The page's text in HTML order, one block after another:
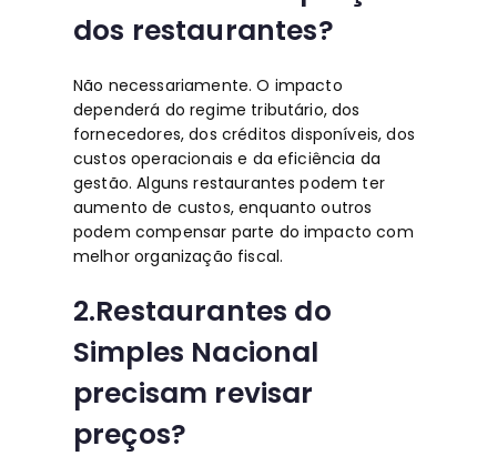
dos restaurantes?
Não necessariamente. O impacto
dependerá do regime tributário, dos
fornecedores, dos créditos disponíveis, dos
custos operacionais e da eficiência da
gestão. Alguns restaurantes podem ter
aumento de custos, enquanto outros
podem compensar parte do impacto com
melhor organização fiscal.
2.Restaurantes do
Simples Nacional
precisam revisar
preços?